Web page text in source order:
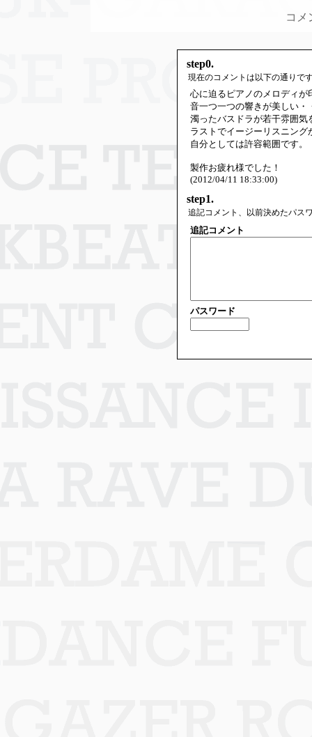
コメ
step0.
現在のコメントは以下の通りで
心に迫るピアノのメロディが
音一つ一つの響きが美しい・
濁ったバスドラが若干雰囲気
ラストでイージーリスニン
自分としては許容範囲です。
製作お疲れ様でした！
(2012/04/11 18:33:00)
step1.
追記コメント、以前決めたパス
追記コメント
パスワード